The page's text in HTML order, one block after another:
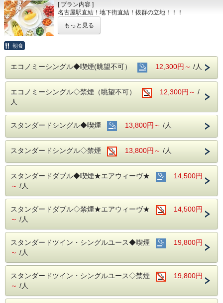
[ プラン内容 ]
名古屋駅直結！地下街直結！抜群の立地！！！
もちろんお部屋でインターネット接続可能！
電気スタンドの貸し出しもあり
会が多い場所を
アルコール消毒を行っております。
当ホテルの客室は窓が開放出来る為、簡単に空気を入れ替
清掃時は常に換気をして新鮮な空気に入れ替えておりま
す。
■ご朝食
朝食会場：１８階レストラン｢アイリス｣
営業時間：７：００～１０：００ (最終入場 ９：３０)
名古屋めしも楽しめる和洋折衷のバイキングをご準備して
おります。
ホテル隣接の名鉄名古屋駅から直通電車が発着しています！
■交通アクセス■３つの主要駅と地下鉄が全て隣接！！
ＪＲ名古屋駅：徒歩４分
名古屋市営地下鉄：東山線・桜通線まで徒歩３分
発着！
もっと見る
朝食
エコノミーシングル◆喫煙(眺望不可） 12,300円～ /人
エコノミーシングル◇禁煙（眺望不可） 12,300円～ /
人
スタンダードシングル◆喫煙 13,800円～ /人
スタンダードシングル◇禁煙 13,800円～ /人
スタンダードダブル◆喫煙★エアウィーヴ★
14,500円
～ /人
スタンダードダブル◇禁煙★エアウィーヴ★
14,500円
～ /人
スタンダードツイン・シングルユース◆喫煙
19,800円
～ /人
スタンダードツイン・シングルユース◇禁煙
19,800円
～ /人